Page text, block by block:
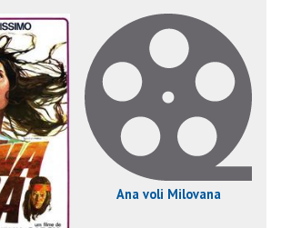
Ana voli Milovana